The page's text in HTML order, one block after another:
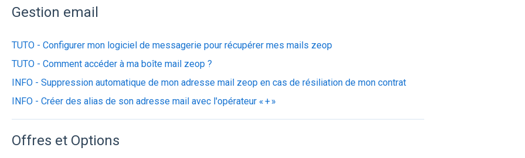
Gestion email
TUTO - Configurer mon logiciel de messagerie pour récupérer mes mails zeop
TUTO - Comment accéder à ma boîte mail zeop ?
INFO - Suppression automatique de mon adresse mail zeop en cas de résiliation de mon contrat
INFO - Créer des alias de son adresse mail avec l'opérateur « + »
Offres et Options